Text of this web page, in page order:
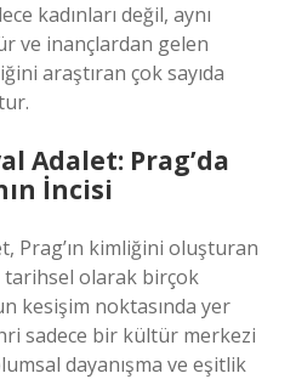
kadınları değil, aynı
ve inançlardan gelen
araştıran çok sayıda
Adalet: Prag’da
İncisi
Prag’ın kimliğini oluşturan
olarak birçok
kesişim noktasında yer
sadece bir kültür merkezi
dayanışma ve eşitlik